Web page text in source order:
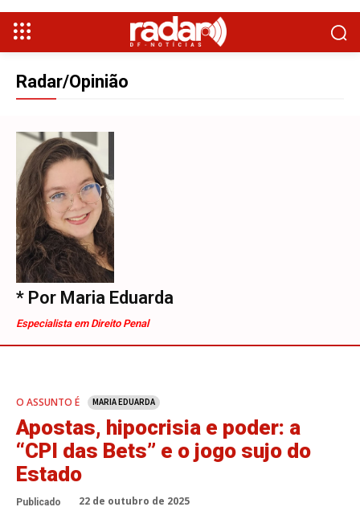
Radar/Opinião
* Por Maria Eduarda
Especialista em Direito Penal
O ASSUNTO É MARIA EDUARDA
Apostas, hipocrisia e poder: a
“CPI das Bets” e o jogo sujo do
Estado
Publicado
22 de outubro de 2025